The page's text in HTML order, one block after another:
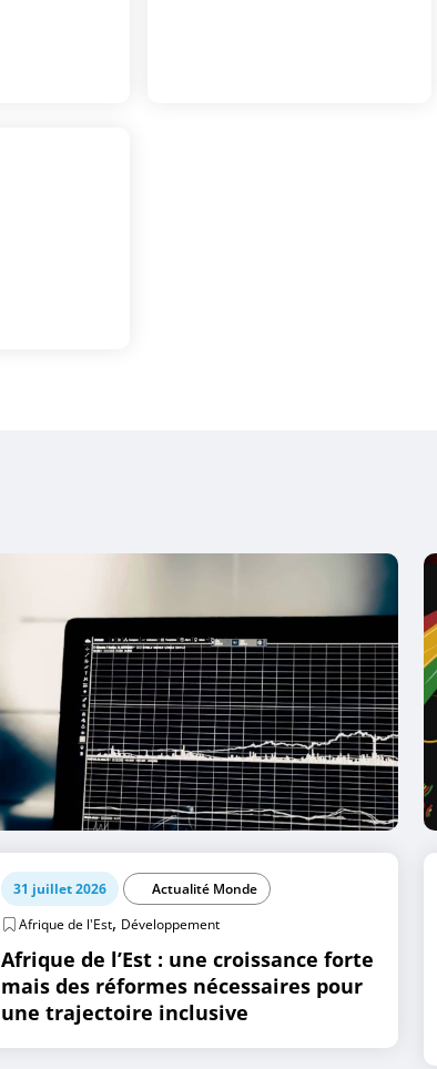
31 juillet 2026
Actualité Monde
Afrique de l'Est, Développement
Afrique de l’Est : une croissance forte
mais des réformes nécessaires pour
une trajectoire inclusive